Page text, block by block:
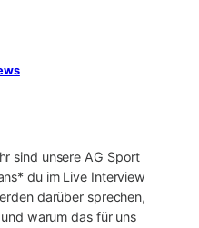
sind unsere AG Sport
du im Live Interview
darüber sprechen,
warum das für uns